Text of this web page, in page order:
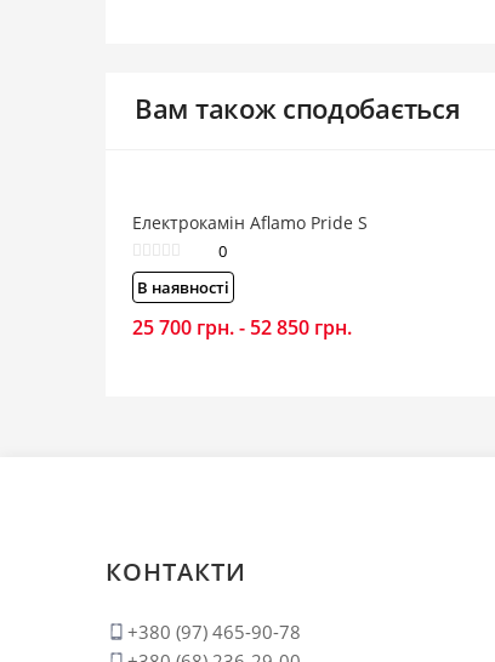
Вам також сподобається
Електрокамін Aflamo Pride S
0
В наявності
25 700 грн.- 52 850 грн.
КОНТАКТИ
+380 (97) 465-90-78